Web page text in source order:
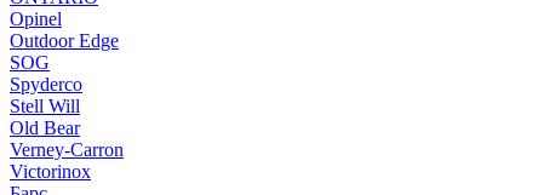
Opinel
Outdoor Edge
SOG
Spyderco
Stell Will
Old Bear
Verney-Carron
Victorinox